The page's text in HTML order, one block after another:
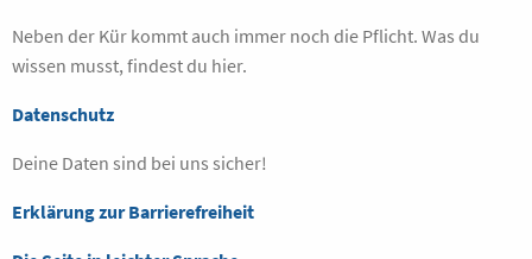
Neben der Kür kommt auch immer noch die Pflicht. Was du
wissen musst, findest du hier.
Datenschutz
Deine Daten sind bei uns sicher!
Erklärung zur Barrierefreiheit